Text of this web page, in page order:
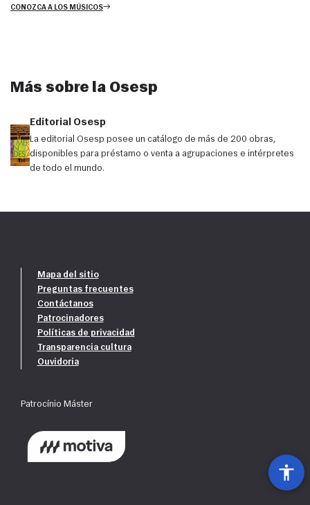
CONOZCA A LOS MÚSICOS
Más sobre la Osesp
Editorial Osesp
La editorial Osesp posee un catálogo de más de 200 obras,
disponibles para préstamo o venta a agrupaciones e intérpretes
de todo el mundo.
Mapa del sitio
Preguntas frecuentes
Contáctanos
Patrocinadores
Políticas de privacidad
Transparencia cultura
Ouvidoria
Patrocínio Máster